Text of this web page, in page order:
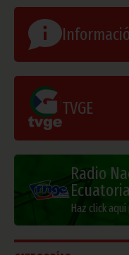
TVGE
Radio
Haz click